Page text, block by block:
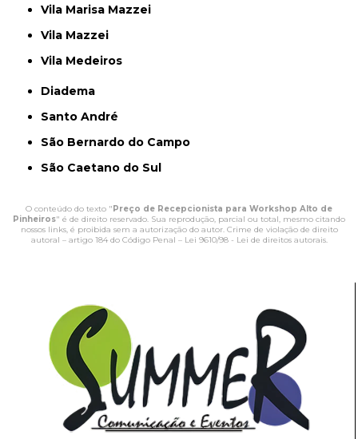
Vila Marisa Mazzei
Vila Mazzei
Vila Medeiros
Diadema
Santo André
São Bernardo do Campo
São Caetano do Sul
O conteúdo do texto " Preço de Recepcionista para Workshop Alto de
Pinheiros" é de direito reservado. Sua reprodução, parcial ou total, mesmo citando
nossos links, é proibida sem a autorização do autor. Crime de violação de direito
autoral – artigo 184 do Código Penal – Lei 9610/98 - Lei de direitos autorais.